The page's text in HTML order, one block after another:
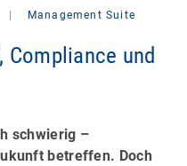
Management Suite
Compliance und
schwierig –
betreffen. Doch